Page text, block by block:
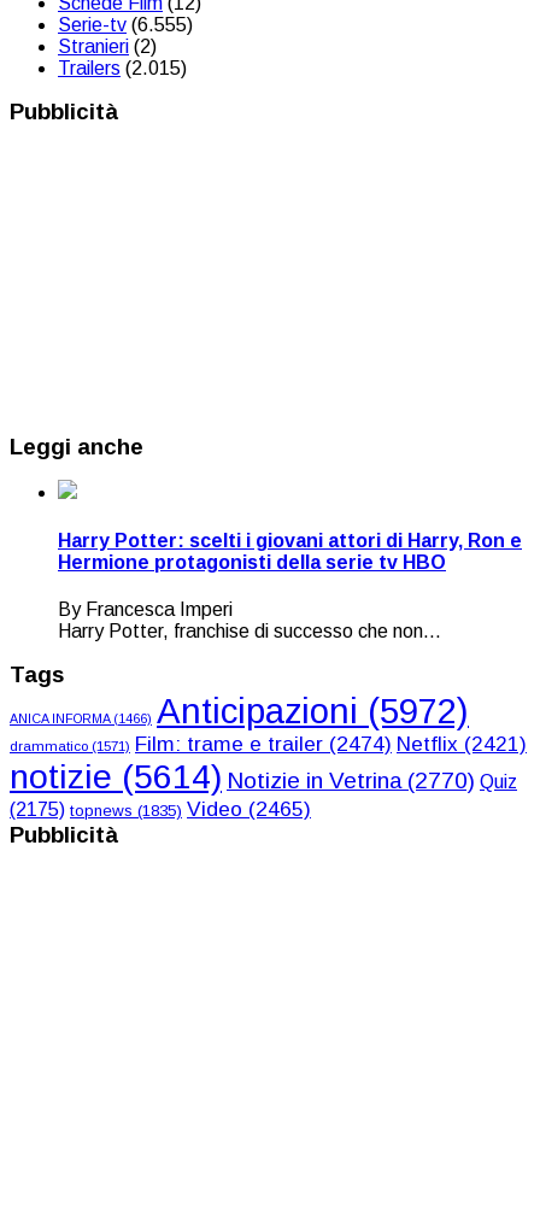
Serie-tv (6.555)
Stranieri (2)
Trailers (2.015)
Pubblicità
Leggi anche
Harry Potter: scelti i giovani attori di Harry, Ron e
Hermione protagonisti della serie tv HBO
By Francesca Imperi
Harry Potter, franchise di successo che non...
Tags
ANICA INFORMA(1466) Anticipazioni (5972)
drammatico (1571) Film: trame e trailer (2474) Netflix (2421)
notizie (5614) Notizie in Vetrina(2770) Quiz
(2175) topnews (1835) Video (2465)
Pubblicità